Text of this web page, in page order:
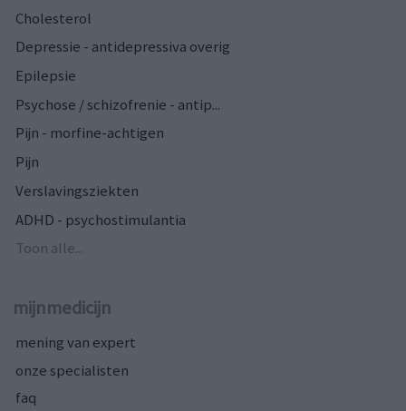
Cholesterol
Depressie - antidepressiva overig
Epilepsie
Psychose / schizofrenie - antip...
Pijn - morfine-achtigen
Pijn
Verslavingsziekten
ADHD - psychostimulantia
Toon alle...
mijnmedicijn
mening van expert
onze specialisten
faq